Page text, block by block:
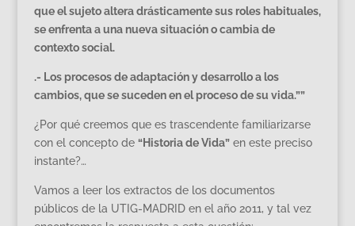
que el sujeto altera drásticamente sus roles habituales,
se enfrenta a una nueva situación o cambia de
contexto social.
.- Los procesos de adaptación y desarrollo a los
cambios, que se suceden en el proceso de su vida.””
¿Por qué creemos que es trascendente familiarizarse
con el concepto de “Historia de Vida”en este preciso
instante?…
Vamos a leer los extractos de los documentos
públicos de la UTIG-MADRID en el año 2011, y tal vez